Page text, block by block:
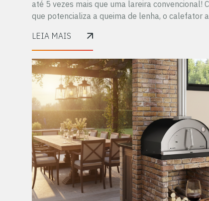
até 5 vezes mais que uma lareira convencional!
que potencializa a queima de lenha, o calefator
LEIA MAIS